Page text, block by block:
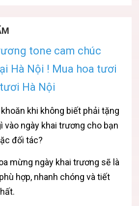
tone cam chúc
Hà Nội ! Mua hoa tươi
Hà Nội
khi không biết phải tặng
vào ngày khai trương cho bạn
đối tác?
mừng ngày khai trương sẽ là
hợp, nhanh chóng và tiết